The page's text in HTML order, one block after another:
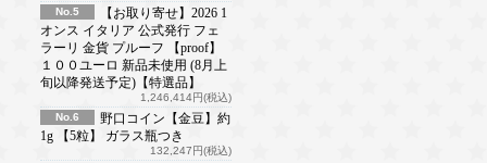
No.5
【お取り寄せ】2026 1
オンス イタリア 公式発行 フェ
ラーリ 金貨 プルーフ 【proof】
１００ユーロ 新品未使用 (8月上
旬以降発送予定)【特選品】
1,246,414円(税込)
No.6
野口コイン【金豆】約
1g 【5粒】 ガラス瓶つき
132,247円(税込)